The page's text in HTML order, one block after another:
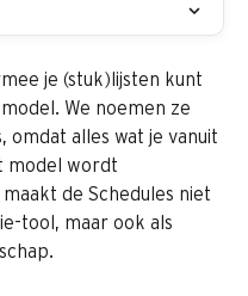
je (stuk)lijsten kunt
We noemen ze
omdat alles wat je vanuit
model wordt
de Schedules niet
tool, maar ook als